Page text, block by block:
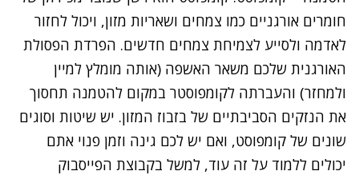
חומרים אורגניים כמו צמחים ושאריות מזון, ויכול לחזור
לאדמה ולסייע לצמיחת צמחים חדשים. הפרדת הפסולת
האורגנית שלכם משאר האשפה (אותה מומלץ למיין
ולמחזר) והעברתה לקומפוסטר במקום להטמנה תחסוך
את הנזקים הסביבתיים של בזבוז המזון. יש שיטות וסוגים
שונים של קומפוסט, ואם יש לכם גינה וזמן פנוי אתם
יכולים ללמוד על זה עוד, למשל בקבוצת הפייסבוק